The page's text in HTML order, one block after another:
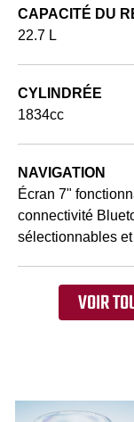
CAPACITÉ DU
22.7 L
CYLINDRÉE
1834cc
NAVIGATION
Écran 7"
connectivité
sélectionnables
VOIR